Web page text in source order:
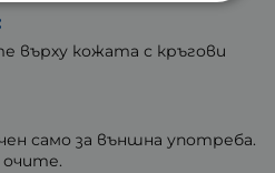
върху кожата с кръгови
само за външна употреба.
очите.